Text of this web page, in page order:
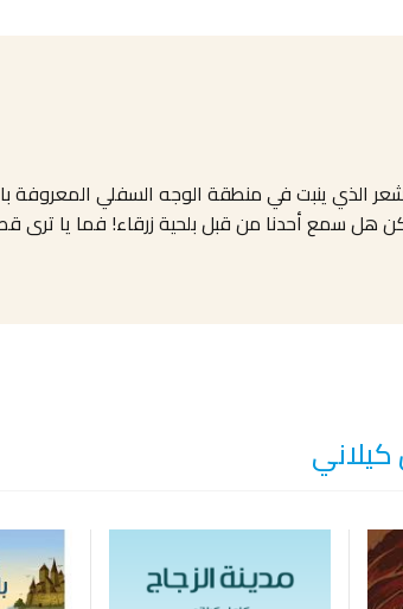
الذي ينبت في منطقة الوجه السفلي المعروفة
هل سمع أحدنا من قبل بلحية زرقاء! فما يا ترى